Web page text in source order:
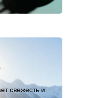
свежесть и